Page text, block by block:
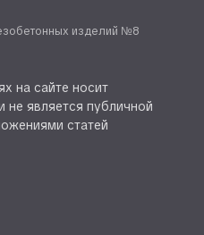
изделий №8
на сайте носит
не является публичной
статей